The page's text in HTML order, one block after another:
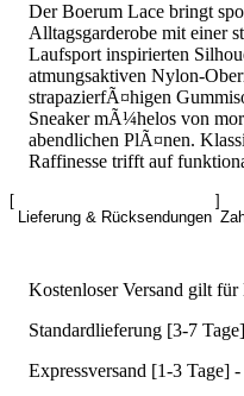
Der Boerum Lace bringt
Alltagsgarderobe mit einer
Laufsport inspirierten
atmungsaktiven Nylon-
strapazierfÃ¤higen
Sneaker mÃ¼helos von
abendlichen PlÃ¤nen.
Raffinesse trifft auf
Lieferung & Rücksendungen
Kostenloser Versand gilt
Standardlieferung [3-7 Tage]
Expressversand [1-3 Tage]